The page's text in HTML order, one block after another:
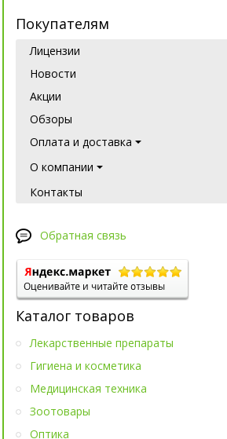
Покупателям
Лицензии
Новости
Акции
Обзоры
Оплата и доставка
О компании
Контакты
Обратная связь
Каталог товаров
Лекарственные препараты
Гигиена и косметика
Медицинская техника
Зоотовары
Оптика